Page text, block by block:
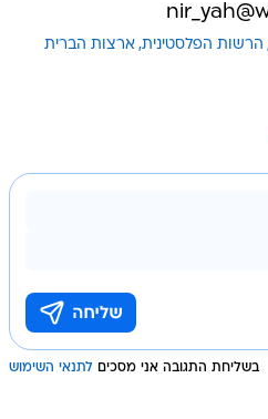
הרשות הפלסטינית ארצות הברית
בשליחת התגובה אני מסכים לתנאי השימוש